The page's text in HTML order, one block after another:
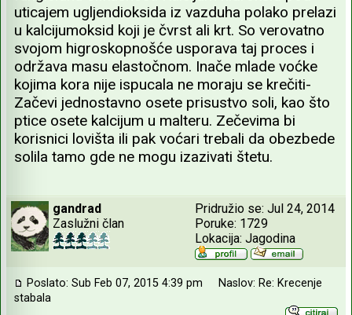
uticajem ugljendioksida iz vazduha polako prelazi
u kalcijumoksid koji je čvrst ali krt. So verovatno
svojom higroskopnošće usporava taj proces i
održava masu elastočnom. Inače mlade voćke
kojima kora nije ispucala ne moraju se krečiti-
Začevi jednostavno osete prisustvo soli, kao što
ptice osete kalcijum u malteru. Zečevima bi
korisnici lovišta ili pak voćari trebali da obezbede
solila tamo gde ne mogu izazivati štetu.
gandrad
Zaslužni član
Pridružio se: Jul 24, 2014
Poruke: 1729
Lokacija: Jagodina
Poslato: Sub Feb 07, 2015 4:39 pm
Naslov: Re: Krecenje
stabala